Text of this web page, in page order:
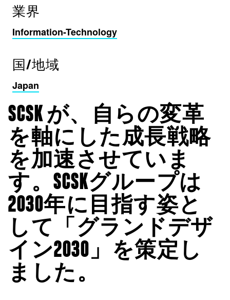
業界
Information-Technology
国/地域
Japan
SCSK が、自らの変革
を軸にした成長戦略
を加速させていま
す。SCSKグループは
2030年に目指す姿と
して「グランドデザ
イン2030」を策定し
ました。